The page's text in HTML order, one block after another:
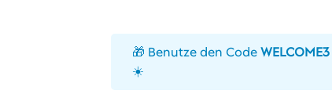
🎁 Benutze den CodeWELCOME3
☀️